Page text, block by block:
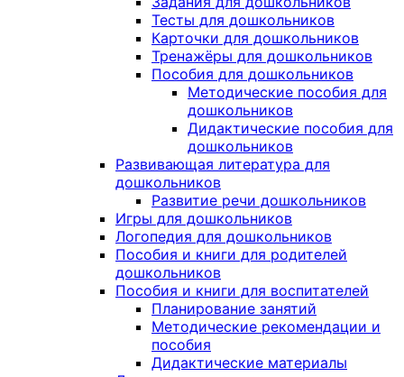
Тесты для дошкольников
Карточки для дошкольников
Тренажёры для дошкольников
Пособия для дошкольников
Методические пособия для
дошкольников
Дидактические пособия для
дошкольников
Развивающая литература для
дошкольников
Развитие речи дошкольников
Игры для дошкольников
Логопедия для дошкольников
Пособия и книги для родителей
дошкольников
Пособия и книги для воспитателей
Планирование занятий
Методические рекомендации и
пособия
Дидактические материалы